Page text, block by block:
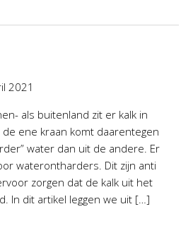
2021
als buitenland zit er kalk in
ene kraan komt daarentegen
water dan uit de andere. Er
waterontharders. Dit zijn anti
zorgen dat de kalk uit het
In dit artikel leggen we uit […]